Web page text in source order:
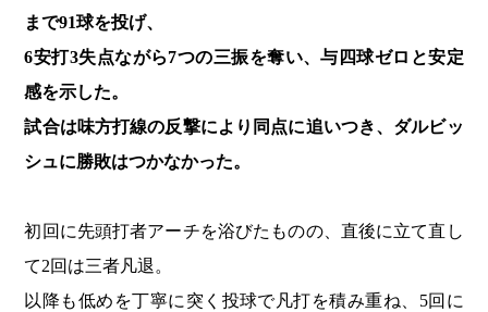
まで91球を投げ、
6安打3失点ながら7つの三振を奪い、与四球ゼロと安定
感を示した。
試合は味方打線の反撃により同点に追いつき、ダルビッ
シュに勝敗はつかなかった。
初回に先頭打者アーチを浴びたものの、直後に立て直し
て2回は三者凡退。
以降も低めを丁寧に突く投球で凡打を積み重ね、5回に